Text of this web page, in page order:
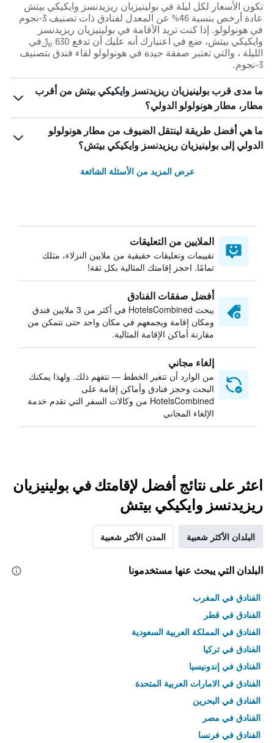
تكون الأسعار لكل ليلة في بولينيزيان ريزيدنسز وايكيكي بيتش
عادة أرخص بنسبة 46% عن المعدل لفنادق ذات تصنيف 3-نجوم
في هونولولو. إذا كنت تريد الأقامة في بولينيزيان ريزيدنسز
وايكيكي بيتش، ضع في اعتبارك أنه عليك أن تدفع 630 ﷼في
الليلة ، والتي تعتبر صفقة جيدة في هونولولو لقاء فندق بتصنيف
3-نجوم.
ما مدى قرب بولينيزيان ريزيدنسز وايكيكي بيتش من أقرب
مطار، مطار هونولولو الدولي؟
ما هي أفضل طريقة لينتقل الضيوف من مطار هونولولو
الدولي إلى بولينيزيان ريزيدنسز وايكيكي بيتش؟
عرض المزيد من الأسئلة الشائعة
الملايين من التعليقات
تقييمات وتعليقات حقيقية من ملايين النزلاء، مثلك
تمامًا. احجز إقامتك المثالية بكل ثقة!
أفضل صفقات الفنادق
يبحث HotelsCombined في أكثر من 3 ملايين فندق
ومكان إقامة ويجمعهم في مكان واحد حتى تتمكن من
مقارنة أماكن الإقامة المثالية.
إلغاء مجاني
من الوارد أن تتغير الخطط — نتفهم ذلك. ولهذا يمكنك
البحث وحجز فنادق وأماكن إقامة على
HotelsCombined من وكالات السفر التي تقدم خدمة
الإلغاء المجاني
اعثر على نتائج أفضل لإقامتك في بولينيزيان
ريزيدنسز وايكيكي بيتش
البلدان الأكثر شعبية المدن الأكثر شعبية
البلدان التي يبحث عنها مستخدمونا
الفنادق في المغرب
الفنادق في قطر
الفنادق في المملكة العربية السعودية
الفنادق في تركيا
الفنادق في إندونيسيا
الفنادق في الامارات العربية المتحدة
الفنادق في البحرين
الفنادق في مصر
الفنادق في فرنسا